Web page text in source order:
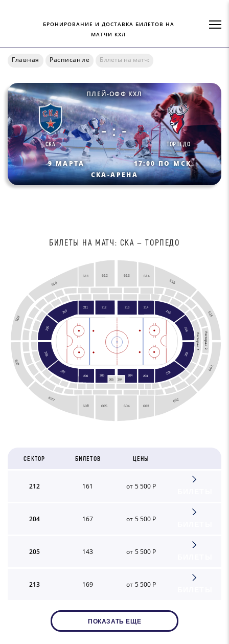
БРОНИРОВАНИЕ И ДОСТАВКА БИЛЕТОВ НА
МАТЧИ КХЛ
Главная Расписание Билеты на матч:
ПЛЕЙ-ОФФ КХЛ
СКА
- : -
ТОРПЕДО
9 МАРТА
17:00 ПО МСК
СКА-АРЕНА
БИЛЕТЫ НА МАТЧ: СКА — ТОРПЕДО
Ресторан  1 Ресторан  2
601
602
603
203
214
215
216
213
212
211
210
209
202
201
204
205
305 304
206
207
208
604
605
606
607
608
614
615
610
609
616
613
612
611
СЕКТОР БИЛЕТОВ ЦЕНЫ
212 161 от 5 500 Р
204 167 от 5 500 Р
205 143 от 5 500 Р
213 169 от 5 500 Р
ПОКАЗАТЬ ЕЩЕ